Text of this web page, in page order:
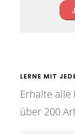
LERNE MIT
Erhalte
über 200